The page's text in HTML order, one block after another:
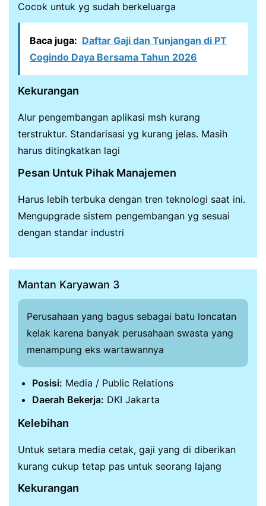
Cocok untuk yg sudah berkeluarga
Baca juga: Daftar Gaji dan Tunjangan di PT
Cogindo Daya Bersama Tahun 2026
Kekurangan
Alur pengembangan aplikasi msh kurang
terstruktur. Standarisasi yg kurang jelas. Masih
harus ditingkatkan lagi
Pesan Untuk Pihak Manajemen
Harus lebih terbuka dengan tren teknologi saat ini.
Mengupgrade sistem pengembangan yg sesuai
dengan standar industri
Mantan Karyawan 3
Perusahaan yang bagus sebagai batu loncatan
kelak karena banyak perusahaan swasta yang
menampung eks wartawannya
Posisi: Media / Public Relations
Daerah Bekerja: DKI Jakarta
Kelebihan
Untuk setara media cetak, gaji yang di diberikan
kurang cukup tetap pas untuk seorang lajang
Kekurangan